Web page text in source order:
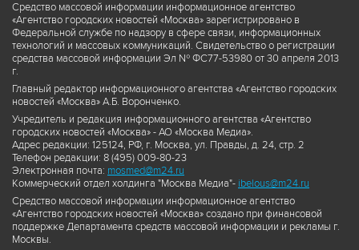
Средство массовой информации информационное агентство
«Агентство городских новостей «Москва» зарегистрировано в
Федеральной службе по надзору в сфере связи, информационных
технологий и массовых коммуникаций. Свидетельство о регистрации
средства массовой информации Эл № ФС77-53980 от 30 апреля 2013
г.
Главный редактор информационного агентства «Агентство городских
новостей «Москва» А.Б. Воронченко.
Учредитель и редакция информационного агентства «Агентство
городских новостей «Москва» - АО «Москва Медиа».
Адрес редакции: 125124, РФ, г. Москва, ул. Правды, д. 24, стр. 2
Телефон редакции: 8 (495) 009-80-23
Электронная почта: mosmed@m24.ru
Коммерческий отдел холдинга "Москва Медиа"- ibelous@m24.ru
Средство массовой информации информационное агентство
«Агентство городских новостей «Москва» создано при финансовой
поддержке Департамента средств массовой информации и рекламы г.
Москвы.